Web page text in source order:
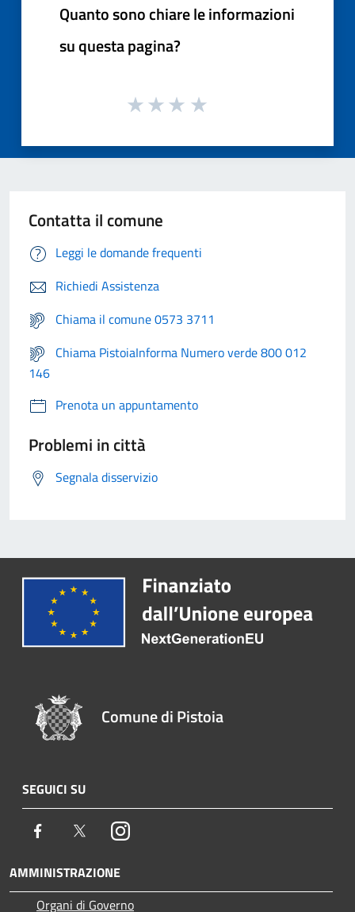
Quanto sono chiare le informazioni
su questa pagina?
Contatta il comune
Leggi le domande frequenti
Richiedi Assistenza
Chiama il comune 0573 3711
Chiama PistoiaInforma Numero verde 800 012
146
Prenota un appuntamento
Problemi in città
Segnala disservizio
Comune di Pistoia
SEGUICI SU
Facebook TwitterInstagram
AMMINISTRAZIONE
Organi di Governo